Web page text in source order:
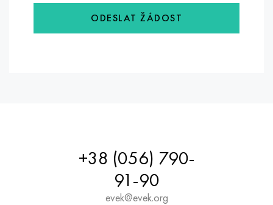
ODESLAT ŽÁDOST
+38 (056) 790-
91-90
evek@evek.org